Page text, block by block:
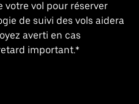
votre vol pour réserver
de suivi des vols aidera
averti en cas
important.*